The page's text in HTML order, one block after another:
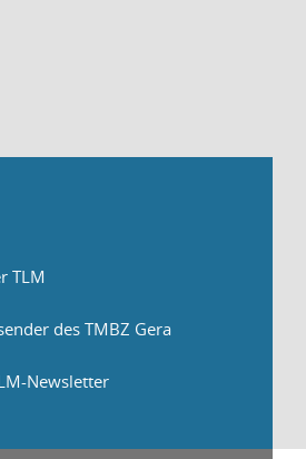
TLM
des TMBZ Gera
Newsletter